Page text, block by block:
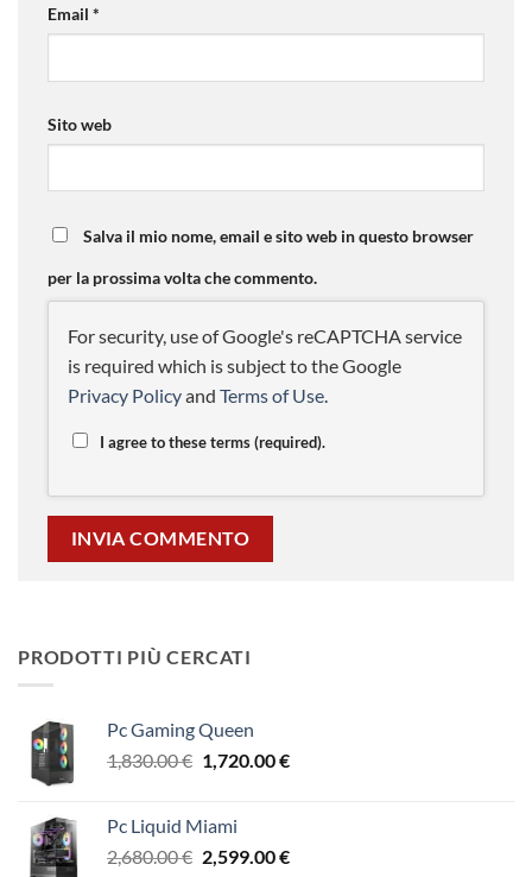
Email *
Sito web
Salva il mio nome, email e sito web in questo browser
per la prossima volta che commento.
For security, use of Google's reCAPTCHA service
is required which is subject to the Google
Privacy Policyand Terms of Use.
I agree to these terms (required).
PRODOTTI PIÙ CERCATI
Pc Gaming Queen
1,830.00€ Il
era:
1,830.00 €.
1,720.00€Il
1,720.00 €.
Pc Liquid Miami
2,680.00€ Il
2,599.00€Il